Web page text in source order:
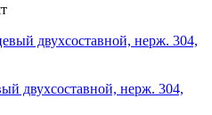
двухсоставной, нерж. 304,